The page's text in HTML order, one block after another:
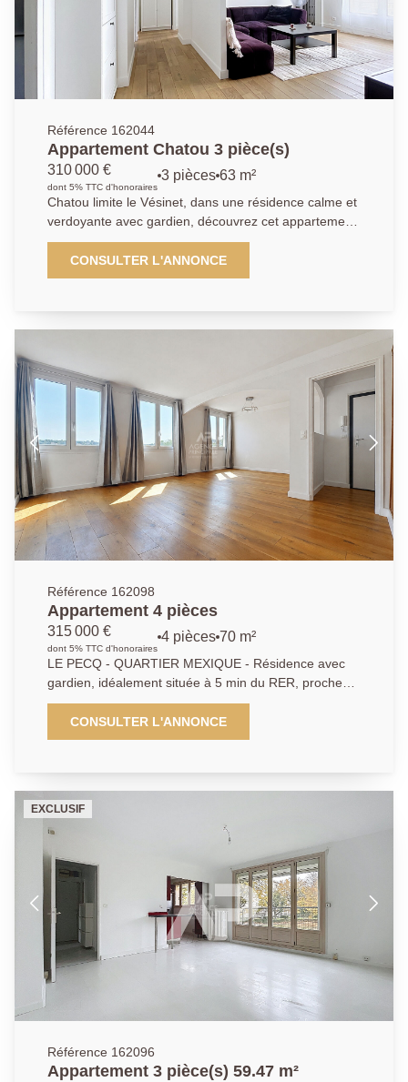
d'une famille. Le bien bénéficie également d'un sous-
sol total de 87,88 m² en rez-de-jardin, offrant de
nombreuses possibilités : garage, atelier, espace de
stockage, salle de sport, salle de jeux ou
aménagement selon vos projets. Et une dépendance
dans le jardin.
Référence 162044
Appartement Chatou 3 pièce(s)
310 000 €
dont 5% TTC d'honoraires
3 pièces 63 m²
Chatou limite le Vésinet, dans une résidence calme et
verdoyante avec gardien, découvrez cet appartement
en parfait état, traversant, très lumineux et sans
aucun vis- à -vis, situé à 13 minutes à pied du RER du
Vésinet Centre. Il comprend une entrée, une cuisine
parking visiteur est également disponible dans la
résidence. Les travaux de ravalement et de toiture-
terrasse avec isolation extérieure ont été réalisés en
2023.
CONSULTER L'ANNONCE
Référence 162098
Appartement 4 pièces
315 000 €
dont 5% TTC d'honoraires
4 pièces 70 m²
LE PECQ - QUARTIER MEXIQUE - Résidence avec
gardien, idéalement située à 5 min du RER, proche
des commerces et des écoles - Appartement 4 pièces
de 70.95m² au 4ème et dernier étage. Il se compose
d'une entrée avec placards, séjour, salle à manger
indépendant. Cave de 9.71m² et emplacement
parking extérieur libre.
CONSULTER L'ANNONCE
EXCLUSIF
Référence 162096
Appartement 3 pièce(s) 59.47 m²